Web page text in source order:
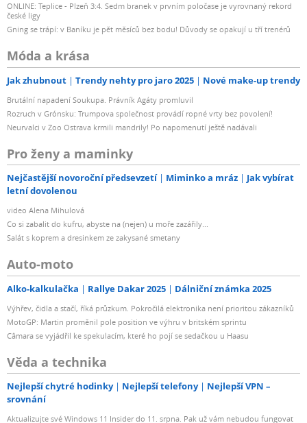
ONLINE: Teplice - Plzeň 3:4. Sedm branek v prvním poločase je vyrovnaný rekord
české ligy
Gning se trápí: v Baníku je pět měsíců bez bodu! Důvody se opakují u tří trenérů
Móda a krása
Jak zhubnout Trendy nehty pro jaro 2025 Nové make-up trendy
Brutální napadení Soukupa. Právník Agáty promluvil
Rozruch v Grónsku: Trumpova společnost provádí ropné vrty bez povolení!
Neurvalci v Zoo Ostrava krmili mandrily! Po napomenutí ještě nadávali
Pro ženy a maminky
Nejčastější novoroční předsevzetí Miminko a mráz
Jak vybírat
letní dovolenou
video Alena Mihulová
Co si zabalit do kufru, abyste na (nejen) u moře zazářily...
Salát s koprem a dresinkem ze zakysané smetany
Auto-moto
Alko-kalkulačka Rallye Dakar 2025 Dálniční známka 2025
Výhřev, čidla a stačí, říká průzkum. Pokročilá elektronika není prioritou zákazníků
MotoGP: Martin proměnil pole position ve výhru v britském sprintu
Câmara se vyjádřil ke spekulacím, které ho pojí se sedačkou u Haasu
Věda a technika
Nejlepší chytré hodinky Nejlepší telefony
Nejlepší VPN –
srovnání
Aktualizujte své Windows 11 Insider do 11. srpna. Pak už vám nebudou fungovat